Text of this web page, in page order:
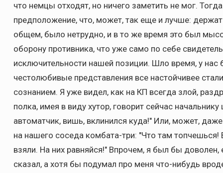
что немцы отходят, но ничего заметить не мог.
предположение, что, может, так еще и лучше:
общем, было нетрудно, и в то же время это был
оборону противника, что уже само по себе
исключительности нашей позиции. Шло время, у нас
честолюбивые представления все настойчивее
сознанием. Я уже видел, как на КП всегда злой,
полка, имея в виду хутор, говорит сейчас
автоматчик, вишь, вклинился куда!" Или, может,
на нашего соседа комбата-три: "Что там топчешься!
взяли. На них равняйся!" Впрочем, я был бы
сказал, а хотя бы подумал про меня что-нибудь